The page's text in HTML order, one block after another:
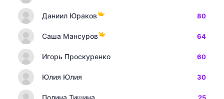
Даниил Юраков 80
Саша Мансуров 64
Игорь Проскуренко 60
Юлия Юлия 30
Полина Тишина